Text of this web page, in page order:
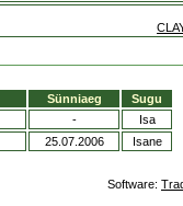
Sünniaeg
Sugu
-
Isa
25.07.2006 Isane
Software: